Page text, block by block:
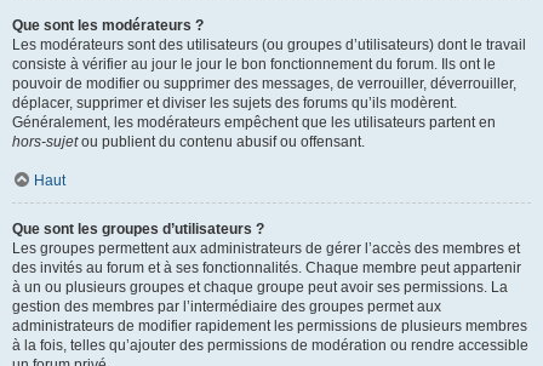
Que sont les modérateurs ?
Les modérateurs sont des utilisateurs (ou groupes d’utilisateurs) dont le travail
consiste à vérifier au jour le jour le bon fonctionnement du forum. Ils ont le
pouvoir de modifier ou supprimer des messages, de verrouiller, déverrouiller,
déplacer, supprimer et diviser les sujets des forums qu’ils modèrent.
Généralement, les modérateurs empêchent que les utilisateurs partent en
hors-sujetou publient du contenu abusif ou offensant.
Haut
Que sont les groupes d’utilisateurs ?
Les groupes permettent aux administrateurs de gérer l’accès des membres et
des invités au forum et à ses fonctionnalités. Chaque membre peut appartenir
à un ou plusieurs groupes et chaque groupe peut avoir ses permissions. La
gestion des membres par l’intermédiaire des groupes permet aux
administrateurs de modifier rapidement les permissions de plusieurs membres
à la fois, telles qu’ajouter des permissions de modération ou rendre accessible